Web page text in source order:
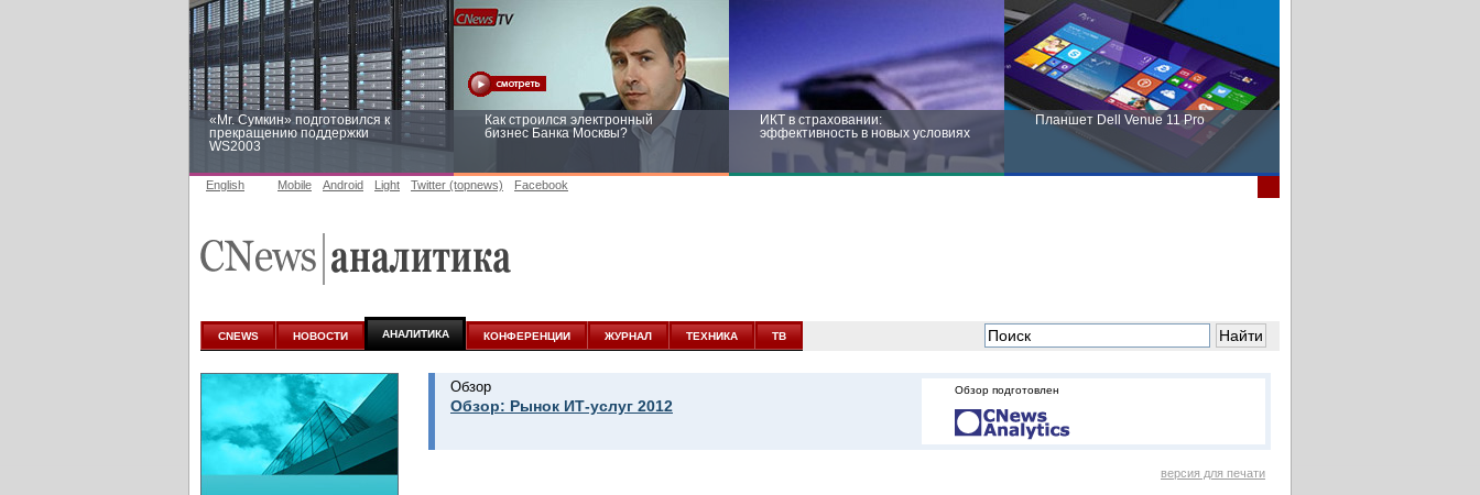
«Mr. Сумкин» подготовился к
прекращению поддержки
WS2003
Как строился электронный
бизнес Банка Москвы?
ИКТ в страховании:
эффективность в новых условиях
Планшет Dell Venue 11 Pro
аналитике
новых условиях
English Mobile Android Light Twitter (topnews) Facebook
CNEWS НОВОСТИ АНАЛИТИКА КОНФЕРЕНЦИИ ЖУРНАЛ ТЕХНИКА ТВ
Обзор
Обзор: Рынок ИТ-услуг 2012
Обзор подготовлен
версия для печати